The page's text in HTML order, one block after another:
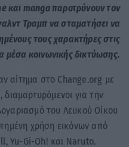
και manga παροτρύνουν τον
Τραμπ να σταματήσει να
τους χαρακτήρες στις
μέσα κοινωνικής δικτύωσης.
αίτημα στο Change.org με
για την
του Λευκού Οίκου
χρήση εικόνων από
Yu-Gi-Oh! και Naruto.